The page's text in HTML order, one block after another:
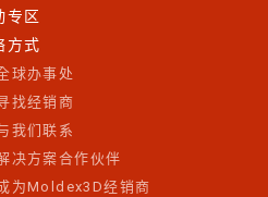
专区
方式
球办事处
找经销商
我们联系
决方案合作伙伴
为Moldex3D经销商